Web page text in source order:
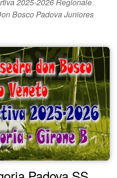
2025-2026 Regionale
Bosco Padova Juniores